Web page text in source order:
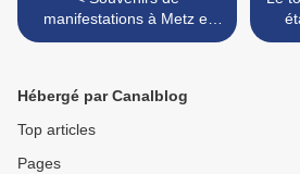
manifestations à Metz et
Jarny contre la réforme des
Hébergé par Canalblog
Top articles
Pages